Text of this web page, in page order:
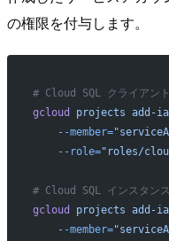
の権限を付与します。
# Cloud SQL クライアン
gcloud
projects add-
    --member=
    --role=
"roles/
# Cloud SQL インスタンス
gcloud
projects add-
    --member=